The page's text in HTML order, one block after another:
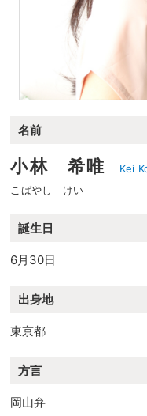
名前
小林 希唯
Kei
こばやし けい
誕生日
6月30日
出身地
東京都
方言
岡山弁